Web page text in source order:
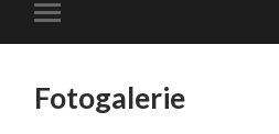
Fotogalerie